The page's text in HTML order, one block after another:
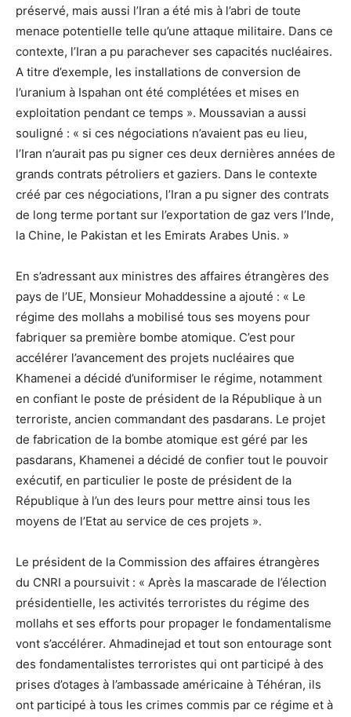
préservé, mais aussi l’Iran a été mis à l’abri de toute
menace potentielle telle qu’une attaque militaire. Dans ce
contexte, l’Iran a pu parachever ses capacités nucléaires.
A titre d’exemple, les installations de conversion de
l’uranium à Ispahan ont été complétées et mises en
exploitation pendant ce temps ». Moussavian a aussi
souligné : « si ces négociations n’avaient pas eu lieu,
l’Iran n’aurait pas pu signer ces deux dernières années de
grands contrats pétroliers et gaziers. Dans le contexte
créé par ces négociations, l’Iran a pu signer des contrats
de long terme portant sur l’exportation de gaz vers l’Inde,
la Chine, le Pakistan et les Emirats Arabes Unis. »
En s’adressant aux ministres des affaires étrangères des
pays de l’UE, Monsieur Mohaddessine a ajouté : « Le
régime des mollahs a mobilisé tous ses moyens pour
fabriquer sa première bombe atomique. C’est pour
accélérer l’avancement des projets nucléaires que
Khamenei a décidé d’uniformiser le régime, notamment
en confiant le poste de président de la République à un
terroriste, ancien commandant des pasdarans. Le projet
de fabrication de la bombe atomique est géré par les
pasdarans, Khamenei a décidé de confier tout le pouvoir
exécutif, en particulier le poste de président de la
République à l’un des leurs pour mettre ainsi tous les
moyens de l’Etat au service de ces projets ».
Le président de la Commission des affaires étrangères
du CNRI a poursuivit : « Après la mascarade de l’élection
présidentielle, les activités terroristes du régime des
mollahs et ses efforts pour propager le fondamentalisme
vont s’accélérer. Ahmadinejad et tout son entourage sont
des fondamentalistes terroristes qui ont participé à des
prises d’otages à l’ambassade américaine à Téhéran, ils
ont participé à tous les crimes commis par ce régime et à